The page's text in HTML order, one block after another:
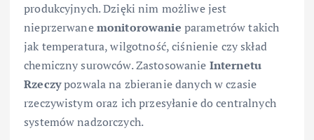
produkcyjnych. Dzięki nim możliwe jest
nieprzerwanemonitorowanie parametrów takich
jak temperatura, wilgotność, ciśnienie czy skład
chemiczny surowców. Zastosowanie Internetu
Rzeczypozwala na zbieranie danych w czasie
rzeczywistym oraz ich przesyłanie do centralnych
systemów nadzorczych.